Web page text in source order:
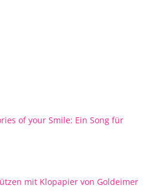
of your Smile: Ein Song für
mit Klopapier von Goldeimer